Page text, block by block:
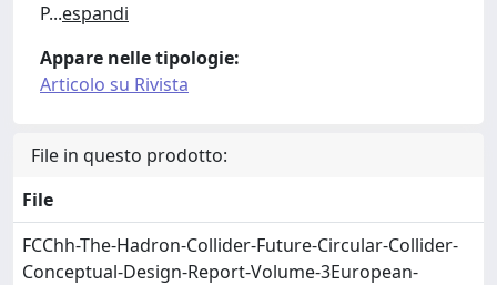
P...espandi
Appare nelle tipologie:
Articolo su Rivista
File in questo prodotto:
File
FCChh-The-Hadron-Collider-Future-Circular-Collider-
Conceptual-Design-Report-Volume-3European-